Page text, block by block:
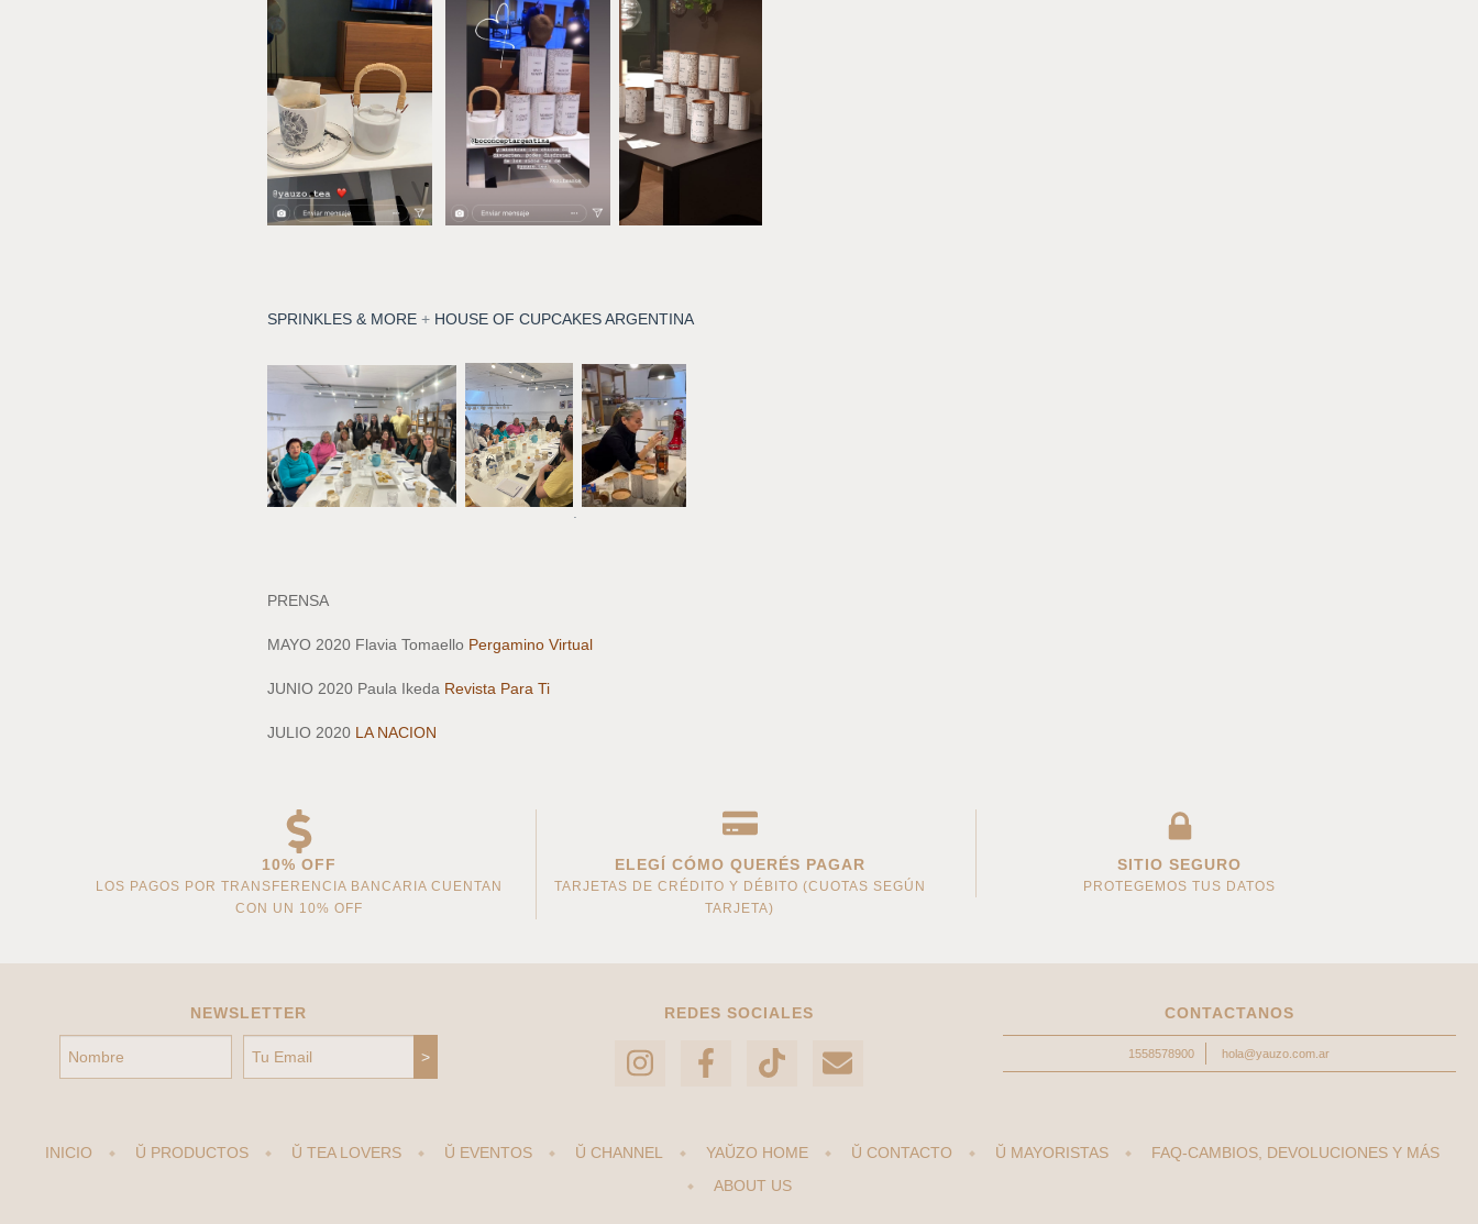
SPRINKLES & MORE+ HOUSE OF CUPCAKES ARGENTINA
.
PRENSA
MAYO 2020 Flavia Tomaello Pergamino Virtual
JUNIO 2020 Paula Ikeda Revista Para Ti
JULIO 2020 LA NACION
10% OFF
LOS PAGOS POR TRANSFERENCIA BANCARIA CUENTAN
CON UN 10% OFF
ELEGÍ CÓMO QUERÉS PAGAR
TARJETAS DE CRÉDITO Y DÉBITO (CUOTAS SEGÚN
TARJETA)
SITIO SEGURO
PROTEGEMOS TUS DATOS
NEWSLETTER REDES SOCIALES CONTACTANOS
1558578900 hola@yauzo.com.ar
INICIO Ŭ PRODUCTOS Ŭ TEA LOVERS Ŭ EVENTOS Ŭ CHANNEL YAŬZO HOME Ŭ CONTACTO Ŭ MAYORISTAS
FAQ-CAMBIOS, DEVOLUCIONES Y MÁS
ABOUT US